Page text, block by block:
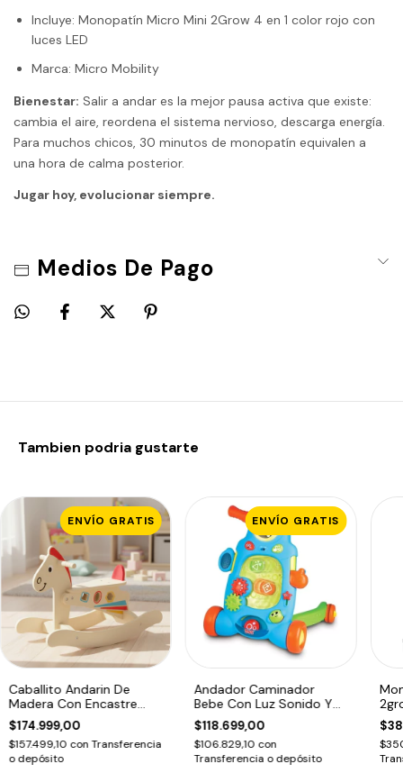
Incluye: Monopatín Micro Mini 2Grow 4 en 1 color rojo con
luces LED
Marca: Micro Mobility
Bienestar: Salir a andar es la mejor pausa activa que existe:
cambia el aire, reordena el sistema nervioso, descarga energía.
Para muchos chicos, 30 minutos de monopatín equivalen a
una hora de calma posterior.
Jugar hoy, evolucionar siempre.
Medios De Pago
Tambien podria gustarte
ENVÍO GRATIS
Caballito Andarin De
Madera Con Encastre
Acool
$174.999,00
$157.499,10 con Transferencia
o depósito
ENVÍO GRATIS
Andador Caminador
Bebe Con Luz Sonido Y
Actividades
$118.699,00
$106.829,10 con
Transferencia o depósito
Azul